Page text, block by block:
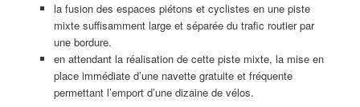
la fusion des espaces piétons et cyclistes en une piste
mixte suffisamment large et séparée du trafic routier par
une bordure.
en attendant la réalisation de cette piste mixte, la mise en
place immédiate d’une navette gratuite et fréquente
permettant l’emport d’une dizaine de vélos.